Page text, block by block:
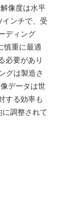
像度は水平
ンチで、受
ディング
慎重に最適
必要があり
グは製造さ
データは世
する効率も
調整されて